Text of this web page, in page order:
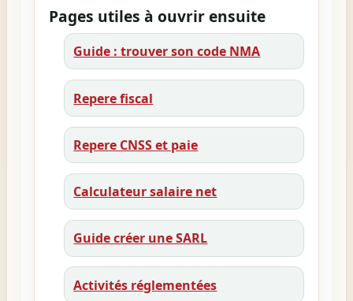
Pages utiles à ouvrir ensuite
Guide : trouver son code NMA
Repere fiscal
Repere CNSS et paie
Calculateur salaire net
Guide créer une SARL
Activités réglementées